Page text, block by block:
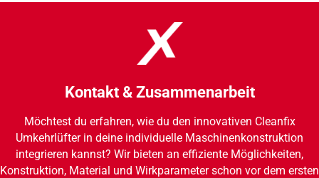
Kontakt & Zusammenarbeit
Möchtest du erfahren, wie du den innovativen Cleanfix
Umkehrlüfter in deine individuelle Maschinenkonstruktion
integrieren kannst? Wir bieten an effiziente Möglichkeiten,
Konstruktion, Material und Wirkparameter schon vor dem ersten